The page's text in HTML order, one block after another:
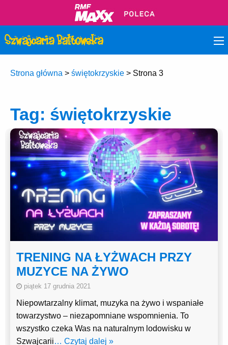
Strona główna > świętokrzyskie > Strona 3
Tag: świętokrzyskie
TRENING NA ŁYŻWACH PRZY
MUZYCE NA ŻYWO
piątek 17 grudnia 2021
Niepowtarzalny klimat, muzyka na żywo i wspaniałe
towarzystwo – niezapomniane wspomnienia. To
wszystko czeka Was na naturalnym lodowisku w
Szwajcarii… Czytaj dalej »